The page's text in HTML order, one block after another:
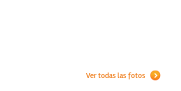
Ver todas las fotos